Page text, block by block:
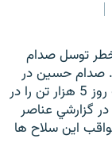
خطر توسل صدام
صدام حسين در
سال 1988 با استفاده از مواد شيميائي در يك روز 5 هزار تن را در
گزارشي عناصر
اين سلاح ها